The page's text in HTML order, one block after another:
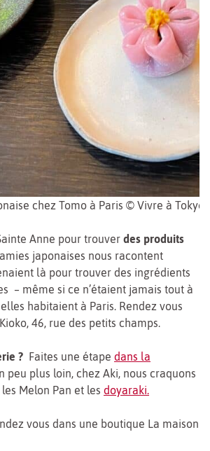
chez Tomo à Paris © Vivre à Tokyo
Anne pour trouver des produits
japonaises nous racontent
là pour trouver des ingrédients
– même si ce n’étaient jamais tout à
habitaient à Paris. Rendez vous
46, rue des petits champs.
? Faites une étape dans la
peu plus loin, chez Aki, nous craquons
Melon Pan et les doyaraki.
vous dans une boutique La maison